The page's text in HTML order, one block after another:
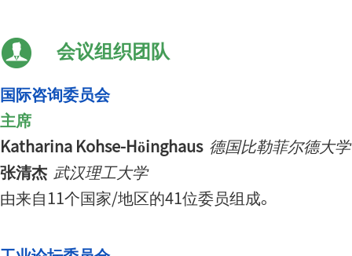
会议组织团队
国际咨询委员会
主席
Katharina Kohse-Höinghaus 德国比勒菲尔德大学
张清杰 武汉理工大学
由来自11个国家/地区的41位委员组成。